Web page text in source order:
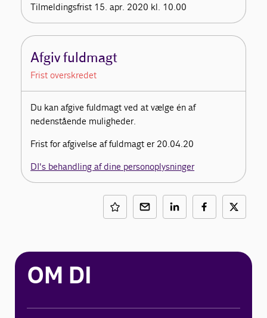
Tilmeldingsfrist 15. apr. 2020 kl. 10.00
Afgiv fuldmagt
Frist overskredet
Du kan afgive fuldmagt ved at vælge én af
nedenstående muligheder.
Frist for afgivelse af fuldmagt er 20.04.20
DI's behandling af dine personoplysninger
OM DI